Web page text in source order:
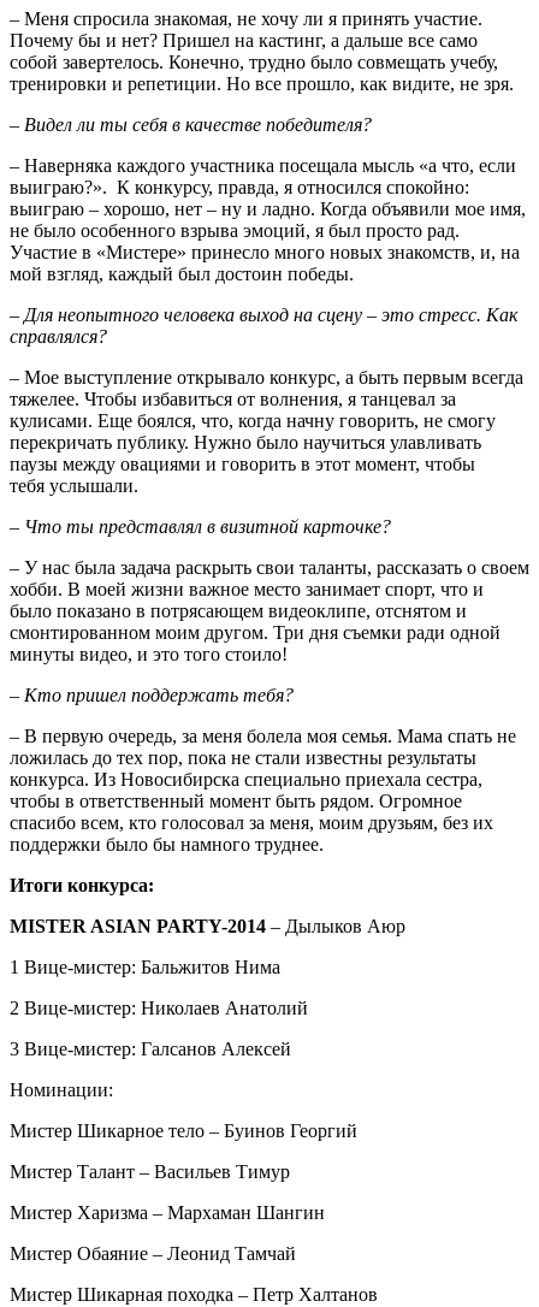
– Меня спросила знакомая, не хочу ли я принять участие.
Почему бы и нет? Пришел на кастинг, а дальше все само
собой завертелось. Конечно, трудно было совмещать учебу,
тренировки и репетиции. Но все прошло, как видите, не зря.
– Видел ли ты себя в качестве победителя?
– Наверняка каждого участника посещала мысль «а что, если
выиграю?». К конкурсу, правда, я относился спокойно:
выиграю – хорошо, нет – ну и ладно. Когда объявили мое имя,
не было особенного взрыва эмоций, я был просто рад.
Участие в «Мистере» принесло много новых знакомств, и, на
мой взгляд, каждый был достоин победы.
– Для неопытного человека выход на сцену – это стресс. Как
справлялся?
– Мое выступление открывало конкурс, а быть первым всегда
тяжелее. Чтобы избавиться от волнения, я танцевал за
кулисами. Еще боялся, что, когда начну говорить, не смогу
перекричать публику. Нужно было научиться улавливать
паузы между овациями и говорить в этот момент, чтобы
тебя
– Что ты представлял в визитной карточке?
– У нас была задача раскрыть свои таланты, рассказать о своем
хобби. В моей жизни важное место занимает спорт, что и
было показано в потрясающем видеоклипе, отснятом и
смонтированном моим другом. Три дня съемки ради одной
минуты видео, и это того стоило!
– Кто пришел поддержать тебя?
– В первую очередь, за меня болела моя семья. Мама спать не
ложилась до тех пор, пока не стали известны результаты
конкурса. Из Новосибирска специально приехала сестра,
чтобы в ответственный момент быть рядом. Огромное
спасибо всем, кто голосовал за меня, моим друзьям, без их
поддержки было бы намного труднее.
Итоги конкурса:
MISTER ASIAN PARTY-2014 – Дылыков Аюр
1 Вице-мистер: Бальжитов Нима
2 Вице-мистер: Николаев Анатолий
3 Вице-мистер: Галсанов Алексей
Номинации:
Мистер Шикарное тело – Буинов Георгий
Мистер Талант – Васильев Тимур
Мистер Харизма – Мархаман Шангин
Мистер Обаяние – Леонид Тамчай
Мистер Шикарная походка – Петр Халтанов